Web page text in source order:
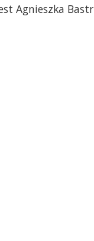
Agnieszka